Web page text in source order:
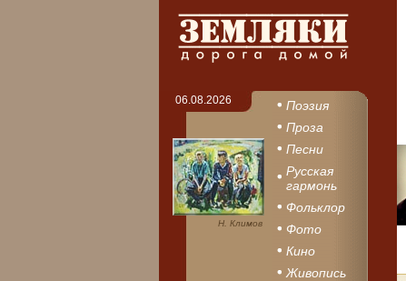
06.08.2026
Н. Климов
Поэзия
Проза
Песни
Русская
гармонь
Фольклор
Фото
Кино
Живопись